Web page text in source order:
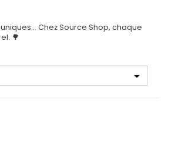
Chez Source Shop, chaque
🌳
